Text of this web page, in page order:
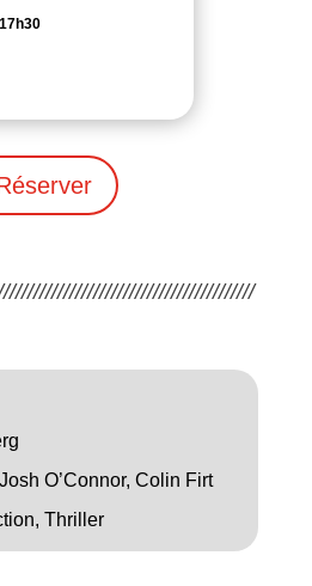
O’Connor, Colin Firt
Thriller